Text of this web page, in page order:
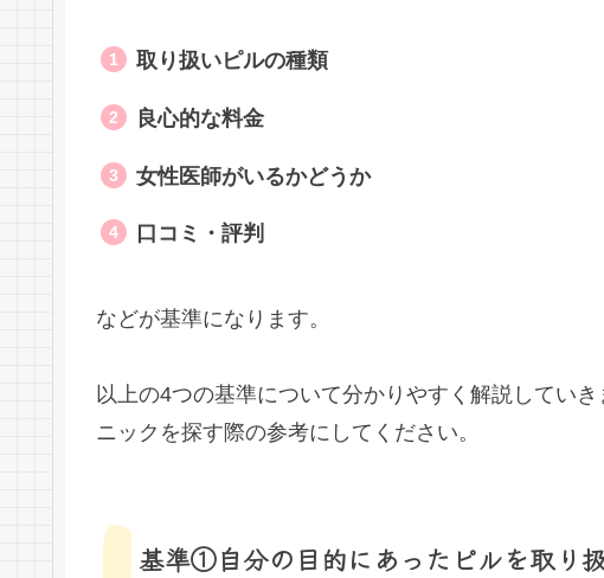
取り扱いピルの種類
良心的な料金
女性医師がいるかどうか
口コミ・評判
などが基準になります。
以上の4つの基準について分かりやすく解説してい
ニックを探す際の参考にしてください。
基準①自分の目的にあったピルを取り